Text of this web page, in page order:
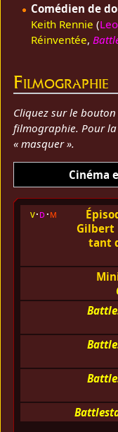
Comédien de
Keith Rennie (
Réinventée,
Filmographie
Cliquez sur le
filmographie. Pour
« masquer ».
Cinéma
v d m
Gilbert
tant